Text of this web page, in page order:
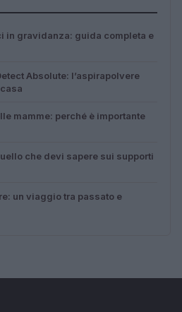
in gravidanza: guida completa e
Absolute: l’aspirapolvere
mamme: perché è importante
che devi sapere sui supporti
un viaggio tra passato e